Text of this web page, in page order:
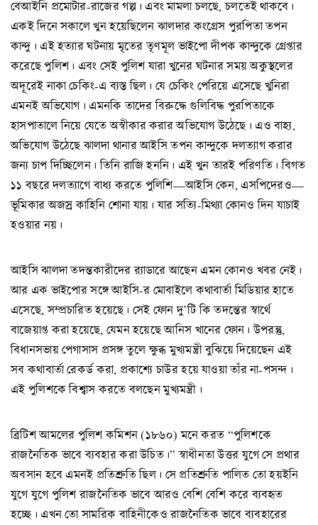
বেআইনি প্রমোটার-রাজের গল্প। এবং মামলা চলছে, চলতেই থাকবে।
একই দিনে সকালে খুন হয়েছিলেন ঝালদার কংগ্রেস পুরপিতা তপন
কান্দু। এই হত্যার ঘটনায় মৃতের তৃণমূল ভাইপো দীপক কান্দুকে গ্রেপ্তার
করেছে পুলিশ। এবং সেই পুলিশ যারা খুনের ঘটনার সময় অকুস্থলের
অদূরেই নাকা চেকিং-এ ব্যস্ত ছিল। যে চেকিং পেরিয়ে এসেছে খুনিরা
এমনই অভিযোগ। এমনকি তাদের বিরুদ্ধে গুলিবিদ্ধ পুরপিতাকে
হাসপাতালে নিয়ে যেতে অস্বীকার করার অভিযোগ উঠেছে। এও বাহ্য,
অভিযোগ উঠেছে ঝালদা থানার আইসি তপন কান্দুকে দলত্যাগ করার
জন্য চাপ দিচ্ছিলেন। তিনি রাজি হননি। এই খুন তারই পরিণতি। বিগত
১১ বছরে দলত্যাগে বাধ্য করতে পুলিশি—আইসি কেন, এসপিদেরও—
ভূমিকার অজস্র কাহিনি শোনা যায়। যার সত্যি-মিথ্যা কোনও দিন যাচাই
হওয়ার নয়।
আইসি ঝালদা তদন্তকারীদের র‍্যাডারে আছেন এমন কোনও খবর নেই।
আর এক ভাইপোর সঙ্গে আইসি-র মোবাইলে কথাবার্তা মিডিয়ার হাতে
এসেছে, সম্প্রচারিত হয়েছে। সেই ফোন দু’টি কি তদন্তের স্বার্থে
বাজেয়াপ্ত করা হয়েছে, যেমন হয়েছে আনিস খানের ফোন। উপরন্তু,
বিধানসভায় পেগাসাস প্রসঙ্গ তুলে ক্ষুব্ধ মুখ্যমন্ত্রী বুঝিয়ে দিয়েছেন এই
সব কথাবার্তা রেকর্ড করা, প্রকাশ্যে চাউর হয়ে যাওয়া তাঁর না-পসন্দ।
এই পুলিশকে বিশ্বাস করতে বলছেন মুখ্যমন্ত্রী।
ব্রিটিশ আমলের পুলিশ কমিশন (১৮৬০) মনে করত “পুলিশকে
রাজনৈতিক ভাবে ব্যবহার করা উচিত।” স্বাধীনতা উত্তর যুগে সে প্রথার
অবসান হবে এমনই প্রতিশ্রুতি ছিল। সে প্রতিশ্রুতি পালিত তো হয়ইনি
যুগে যুগে পুলিশ রাজনৈতিক ভাবে আরও বেশি বেশি করে ব্যবহৃত
হচ্ছে। এখন তো সামরিক বাহিনীকেও রাজনৈতিক ভাবে ব্যবহারের